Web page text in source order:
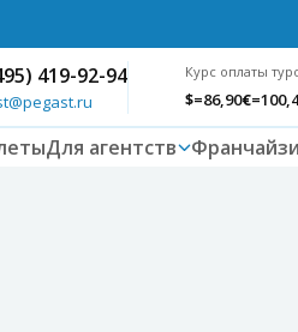
419-92-94 Курс оплаты
$=86,90€
Для агентств